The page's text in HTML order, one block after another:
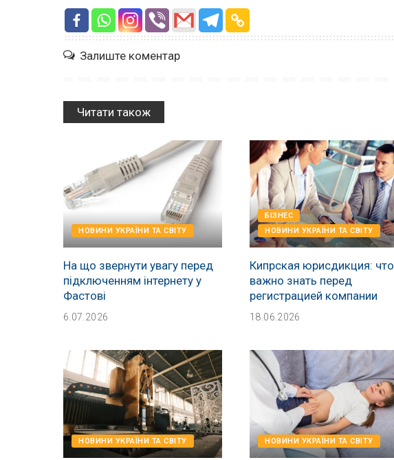
Залиште коментар
Читати також
НОВИНИ УКРАЇНИ ТА СВІТУ
На що звернути увагу перед
підключенням інтернету у
Фастові
6.07.2026
БІЗНЕС
НОВИНИ УКРАЇНИ ТА СВІТУ
Кипрская юрисдикция: что
важно знать перед
регистрацией компании
18.06.2026
НОВИНИ УКРАЇНИ ТА СВІТУ НОВИНИ УКРАЇНИ ТА СВІТУ